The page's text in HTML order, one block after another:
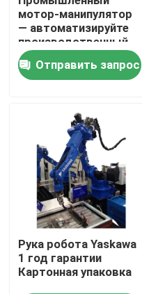
О нас
Путешествие фабрики
Проверка качества
Свяжитесь мы
Новости
Случаи
мотор-манипулятор
— автоматизируйте
производственный
процесс с помощью
основных
компонентов
Отправить запрос
Рука робота Yaskawa
1 год гарантии
Картонная упаковка